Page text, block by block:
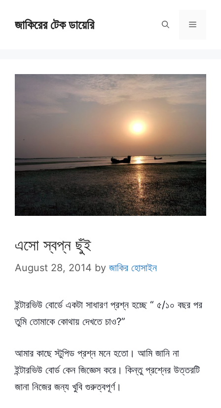
জাকিরের টেক ডায়েরি Menu
এসো স্বপ্ন ছুঁই
August 28, 2014 by জাকির হোসাইন
ইন্টারভিউ বোর্ডে একটা সাধারণ প্রশ্ন হচ্ছে “ ৫/১০ বছর পর
তুমি তোমাকে কোথায় দেখতে চাও?”
আমার কাছে স্টুপিড প্রশ্ন মনে হতো। আমি জানি না
ইন্টারভিউ বোর্ড কেন জিজ্ঞেস করে। কিন্তু প্রশ্নের উত্তরটি
জানা নিজের জন্য খুবি গুরুত্বপূর্ণ।